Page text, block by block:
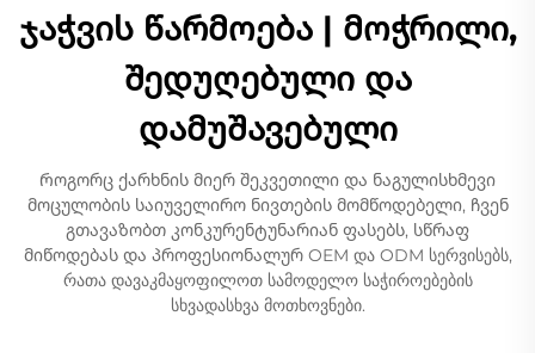
ჯაჭვის წარმოება | მოჭრილი,
შედუღებული და
დამუშავებული
Როგორც ქარხნის მიერ შეკვეთილი და ნაგულისხმევი
მოცულობის საიუველირო ნივთების მომწოდებელი, ჩვენ
გთავაზობთ კონკურენტუნარიან ფასებს, სწრაფ
მიწოდებას და პროფესიონალურ OEM და ODM სერვისებს,
რათა დავაკმაყოფილოთ სამოდელო საჭიროებების
სხვადასხვა მოთხოვნები.